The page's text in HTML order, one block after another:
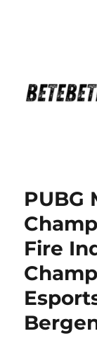
Ki Hadir
PUBG
Fire